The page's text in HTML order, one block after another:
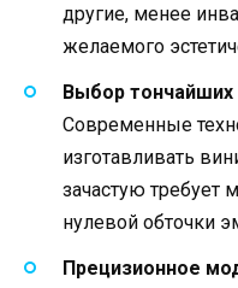
другие, менее
желаемого
Выбор тончайших
Современные
изготавливать
зачастую требует
нулевой обточки
Прецизионное